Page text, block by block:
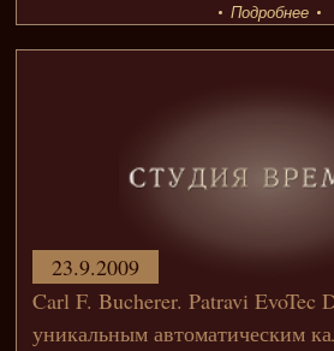
Подробнее
Carl F. Bucherer. Patravi EvoTec
уникальным автоматическим
23.9.2009